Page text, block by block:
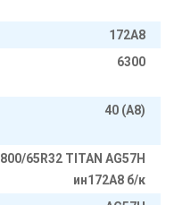
172А8
6300
40 (А8)
800/65R32 TITAN AG57H
ин172A8 б/к